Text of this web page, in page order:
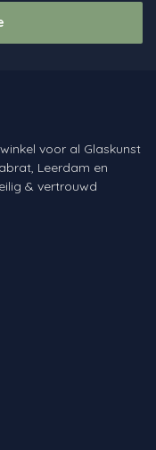
voor al Glaskunst
Leerdam en
& vertrouwd